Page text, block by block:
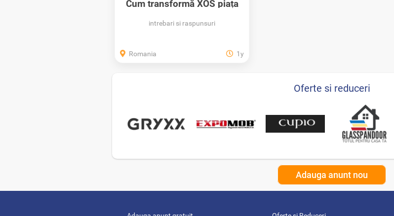
Cum transformă XOS piața
intrebari si raspunsuri
Romania 1y
Oferte si reduceri
Adauga anunt nou